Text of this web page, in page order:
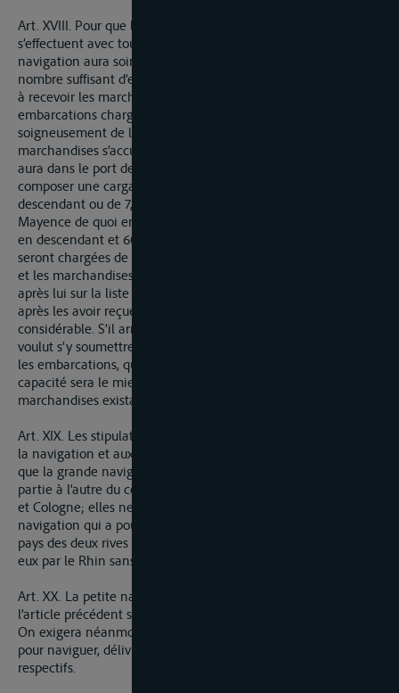
Art. XVIII. Pour que les transports des marchandises
s’effectuent avec toute la célérité possible, l’administration de
navigation aura soin qu’il se trouve à chaque station un
nombre suffisant d’embarcations de capacité différentes prêtes
à recevoir les marchandises qui devront être embarquées. Ces
embarcations chargeront à tour de rôle. Cependant on évitera
soigneusement de laisser les expéditions languir et les
marchandises s’accumuler; en conséquence aussitôt qu’il y
aura dans le port de Cologne assez de marchandises pour
composer une cargaison de 9000 myriagrammes en
descendant ou de 7,500 en remontant, ou dans le port de
Mayence de quoi en composer une de 7,500 myriagrammes
en descendant et 6000 en remontant ces marchandises
seront chargées de suite sur l’embarcation que le tour de rôle,
et les marchandises seront confiées à celui des bateliers porté
après lui sur la liste et qui voudra s’astreindre à partir aussitôt
après les avoir reçues sans attendre un chargement plus
considérable. S’il arrivait qu’aucun des bateliers présens ne
voulut s’y soumettre, l’administration de l’octroi choisira parmi
les embarcations, qui se trouvent à la station, celle dont la
capacité sera le mieux appropriée à la quantité des
marchandises existantes et fera partir d’autorité.
Art. XIX. Les stipulations précédentes relatives aux stations de
la navigation et aux associations de bateliers ne concernent
que la grande navigation, c’est-à-dire, celle qui se fait d’une
partie à l’autre du cours du Rhin, en passant devant Mayence
et Cologne; elles ne sont point applicables à la petite
navigation qui a pour objet les relations mutuelles des ports et
pays des deux rives situés de manière à communiquer entre
eux par le Rhin sans passer devant ces deux stations.
Art. XX. La petite navigation telle qu’elle est désignée dans
l’article précédent sera libre à tous les bateliers des deux rives.
On exigera néanmoins qu’ils soient munis d’une autorisation
pour naviguer, délivrée sous l’autorité de leurs souverains
respectifs.